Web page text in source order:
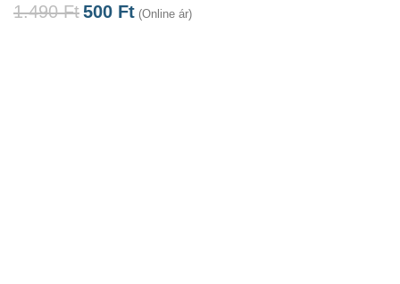
1.490Ft500 Ft (Online ár)